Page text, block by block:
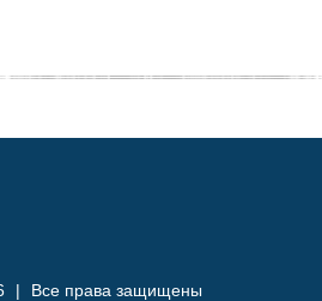
| Все права защищены